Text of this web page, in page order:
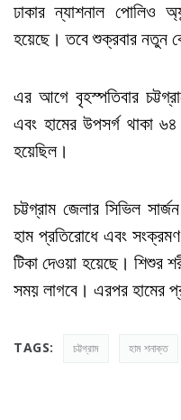
ঢাকার ন্যাশনাল পোলিও
হয়েছে। তবে শুক্রবার নতুন
এর আগে বৃহস্পতিবার
এবং হামের উপসর্গ থাকা
হয়েছিল।
চট্টগ্রাম জেলার সিভিল
হাম প্রতিরোধে এবং
টিকা দেওয়া হয়েছে। শিশুর
সময় লাগবে। এরপর হামের
TAGS: চট্টগ্রাম হাম শনাক্ত